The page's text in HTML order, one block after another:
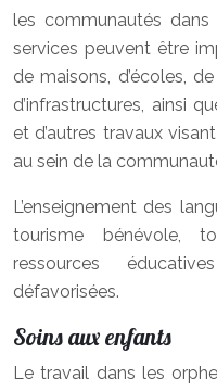
les communautés
services peuvent être
de maisons, d’écoles,
d’infrastructures, ainsi
et d’autres travaux
au sein de la
L’enseignement des
tourisme bénévole,
ressources
défavorisées.
Soins aux enfants
Le travail dans les